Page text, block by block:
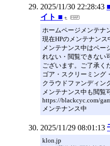
2025/11/30 22:28:43
イト ■
ホームページメンテナ
現在HPのメンテナンス
メンテナンス中はペー
れない・閲覧できない
ございます。ご了承く
ゴア・スクリーミング
クラウドファンディン
メンテナンス中も閲覧
https://blackcyc.com/
メンテナンス中
2025/11/29 08:01:13
klon.jp